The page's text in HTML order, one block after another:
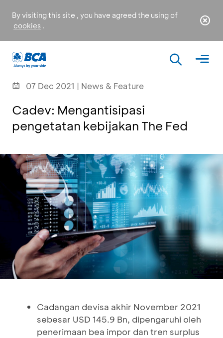
By visiting this site , you have agreed the using of
cookies .
07 Dec 2021 | News & Feature
Cadev: Mengantisipasi
pengetatan kebijakan The Fed
Cadangan devisa akhir November 2021
sebesar USD 145.9 Bn, dipengaruhi oleh
penerimaan bea impor dan tren surplus